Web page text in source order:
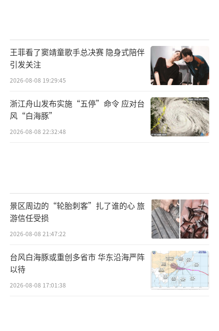
王菲看了窦靖童歌手总决赛 隐身式陪伴
引发关注
2026-08-08 19:29:45
浙江舟山发布实施“五停”命令 应对台
风“白海豚”
2026-08-08 22:32:48
景区周边的“轮胎刺客”扎了谁的心 旅
游信任受损
2026-08-08 21:47:22
台风白海豚或重创多省市 华东沿海严阵
以待
2026-08-08 17:01:38